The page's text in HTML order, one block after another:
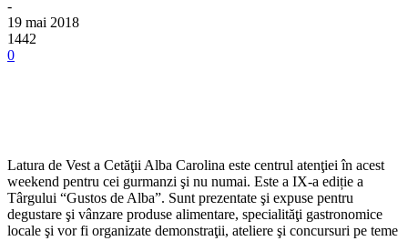
-
19 mai 2018
1442
0
Latura de Vest a Cetăţii Alba Carolina este centrul atenţiei în acest
weekend pentru cei gurmanzi şi nu numai. Este a IX-a ediție a
Târgului “Gustos de Alba”. Sunt prezentate şi expuse pentru
degustare şi vânzare produse alimentare, specialităţi gastronomice
locale şi vor fi organizate demonstraţii, ateliere şi concursuri pe teme